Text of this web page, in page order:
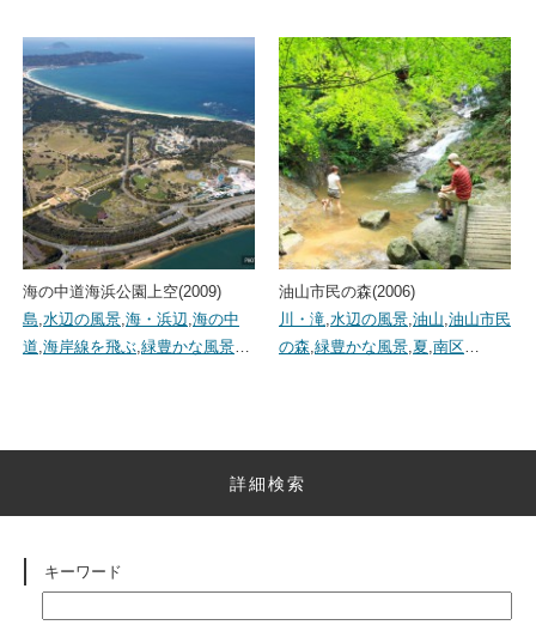
海の中道海浜公園上空(2009)
島,水辺の風景,海・浜辺,海の中
道,海岸線を飛ぶ,緑豊かな風景…
油山市民の森(2006)
川・滝,水辺の風景,油山,油山市民
の森,緑豊かな風景,夏,南区…
詳細検索
キーワード